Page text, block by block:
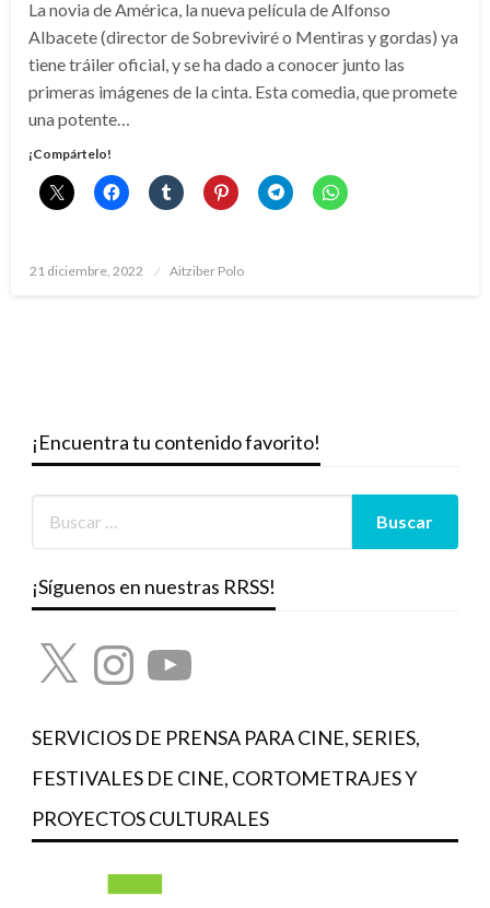
La novia de América, la nueva película de Alfonso
Albacete (director de Sobreviviré o Mentiras y gordas) ya
tiene tráiler oficial, y se ha dado a conocer junto las
primeras imágenes de la cinta. Esta comedia, que promete
una potente…
¡Compártelo!
Publicado
21 diciembre, 2022 Aitziber Polo
¡Encuentra tu contenido favorito!
¡Síguenos en nuestras RRSS!
X InstagramYouTube
SERVICIOS DE PRENSA PARA CINE, SERIES,
FESTIVALES DE CINE, CORTOMETRAJES Y
PROYECTOS CULTURALES